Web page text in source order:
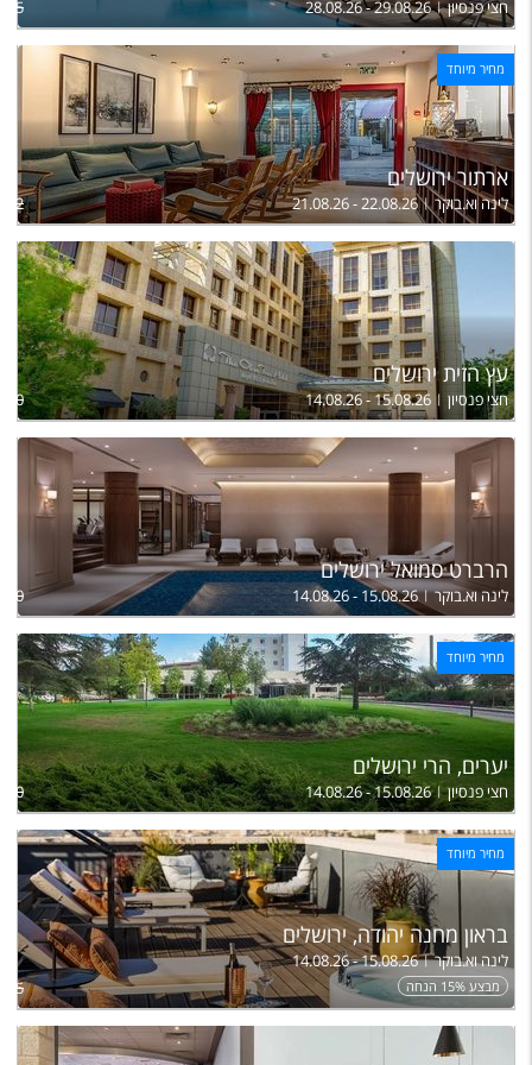
חצי פנסיון 28.08.26 - 29.08.26
מחיר מיוחד
ארתור ירושלים
לינה וא.בוקר 21.08.26 - 22.08.26
עץ הזית ירושלים
חצי פנסיון 14.08.26 - 15.08.26
הרברט סמואל ירושלים
לינה וא.בוקר 14.08.26 - 15.08.26
מחיר מיוחד
יערים, הרי ירושלים
חצי פנסיון 14.08.26 - 15.08.26
מחיר מיוחד
בראון מחנה יהודה, ירושלים
לינה וא.בוקר 14.08.26 - 15.08.26
מבצע 15% הנחה